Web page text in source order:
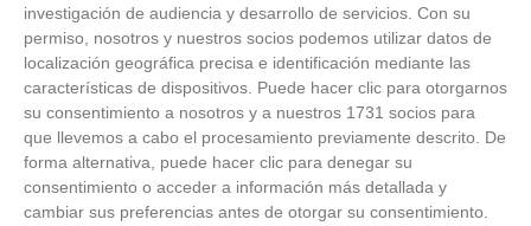
investigación de audiencia y desarrollo de servicios. Con su
permiso, nosotros y nuestros socios podemos utilizar datos de
localización geográfica precisa e identificación mediante las
características de dispositivos. Puede hacer clic para otorgarnos
su consentimiento a nosotros y a nuestros 1731 socios para
que llevemos a cabo el procesamiento previamente descrito. De
forma alternativa, puede hacer clic para denegar su
consentimiento o acceder a información más detallada y
cambiar sus preferencias antes de otorgar su consentimiento.